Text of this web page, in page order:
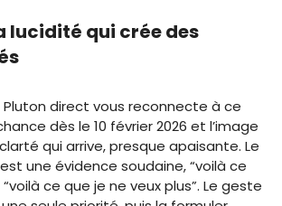
lucidité qui crée des
Pluton direct vous reconnecte à ce
dès le 10 février 2026 et l’image
qui arrive, presque apaisante. Le
une évidence soudaine, “voilà ce
ce que je ne veux plus”. Le geste